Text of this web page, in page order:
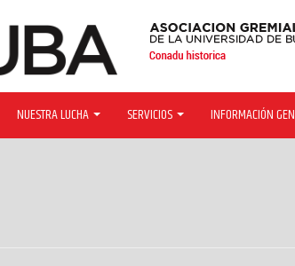
NUESTRA LUCHA SERVICIOS INFORMACIÓN